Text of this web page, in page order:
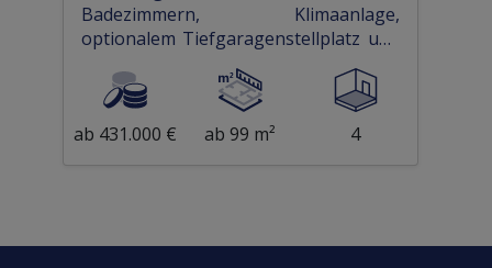
Badezimmern, Klimaanlage,
optionalem Tiefgaragenstellplatz und
Gemeinschaftspool nur 100 m vom
Strand
ab 431.000 €
ab 99 m² 4